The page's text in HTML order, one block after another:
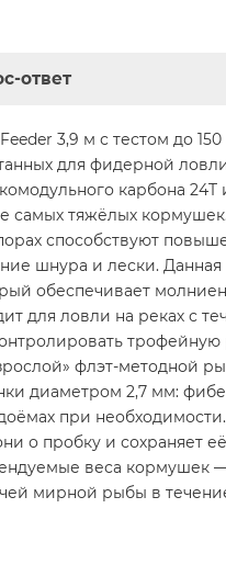
ответ
3,9 м с тестом до
для фидерной
карбона
самых тяжёлых
способствуют
шнура и лески.
обеспечивает
для ловли на реках с
флэт-методной
диаметром 2,7 мм:
при
о пробку и сохраняет
веса кормушек
мирной рыбы в